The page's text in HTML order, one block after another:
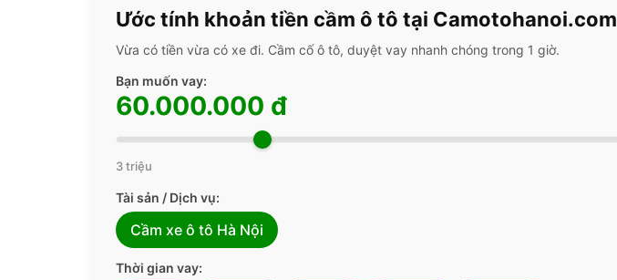
Ước tính khoản tiền cầm ô tô tại Camotohanoi.com
Vừa có tiền vừa có xe đi. Cầm cố ô tô, duyệt vay nhanh chóng trong 1 giờ.
Bạn muốn vay:
60.000.000 đ
3 triệu
Tài sản / Dịch vụ:
Cầm xe ô tô Hà Nội
Thời gian vay: